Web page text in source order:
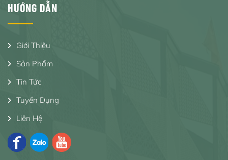
HƯỚNG DẪN
Giới Thiệu
Sản Phẩm
Tin Tức
Tuyển Dụng
Liên Hệ